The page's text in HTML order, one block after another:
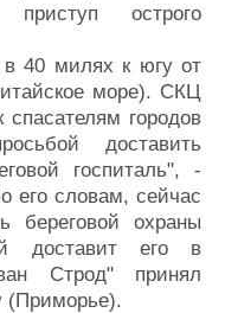
приступ острого
в 40 милях к югу от
море). СКЦ
городов
доставить
госпиталь", -
его словам, сейчас
береговой охраны
доставит его в
Строд" принял
(Приморье).